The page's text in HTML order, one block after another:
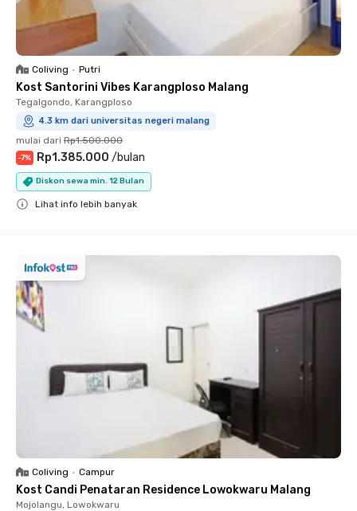
Coliving • Putri
Kost Santorini Vibes Karangploso Malang
Tegalgondo, Karangploso
4.3 km dari universitas negeri malang
mulai dari Rp1.500.000
-7% Rp1.385.000 /bulan
Diskon sewa min. 12 Bulan
Lihat info lebih banyak
Coliving • Campur
Kost Candi Penataran Residence Lowokwaru Malang
Mojolangu, Lowokwaru